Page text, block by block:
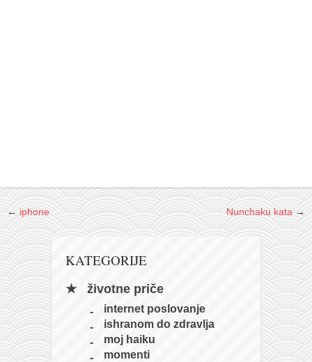
← iphone Nunchaku kata→
KATEGORIJE
životne priče
internet poslovanje
ishranom do zdravlja
moj haiku
momenti